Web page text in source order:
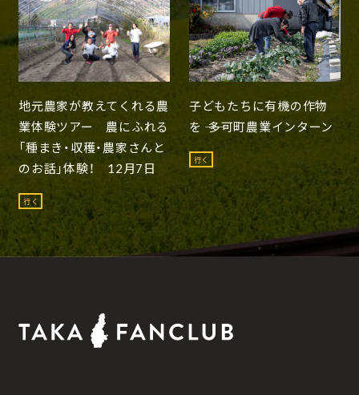
地元農家が教えてくれる農
業体験ツアー 農にふれる
「種まき・収穫・農家さんと
のお話」体験！ 12月7日
行く
子どもたちに有機の作物
を ―― 多可町農業インターン
行く